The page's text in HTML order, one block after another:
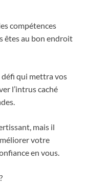
compétences
êtes au bon endroit
qui mettra vos
l’intrus caché
mais il
votre
en vous.